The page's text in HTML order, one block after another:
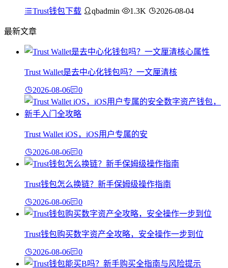
Trust钱包下载 qbadmin 1.3K 2026-08-04
最新文章
Trust Wallet是去中心化钱包吗？一文厘清核
2026-08-06 0
Trust Wallet iOS，iOS用户专属的安
2026-08-06 0
Trust钱包怎么换链？新手保姆级操作指南
2026-08-06 0
Trust钱包购买数字资产全攻略，安全操作一步到位
2026-08-06 0